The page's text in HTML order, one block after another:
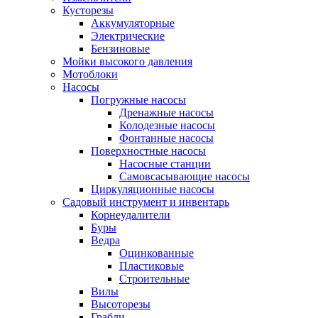
Кусторезы
Аккумуляторные
Электрические
Бензиновые
Мойки высокого давления
Мотоблоки
Насосы
Погружные насосы
Дренажные насосы
Колодезные насосы
Фонтанные насосы
Поверхностные насосы
Насосные станции
Самовсасывающие насосы
Циркуляционные насосы
Садовый инструмент и инвентарь
Корнеудалители
Буры
Ведра
Оцинкованные
Пластиковые
Строительные
Вилы
Высоторезы